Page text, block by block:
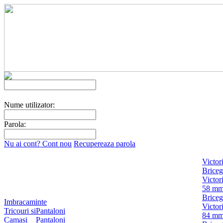
Nume utilizator:
Parola:
Nu ai cont? Cont nou Recupereaza parola
Imbracaminte
Tricouri si
Camasi
Pantaloni
Pantaloni
58
84